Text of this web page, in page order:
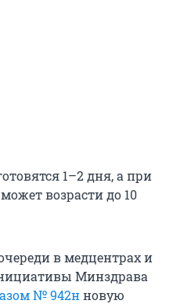
1–2 дня, а при
возрасти до 10
в медцентрах и
Минздрава
№ 942нновую